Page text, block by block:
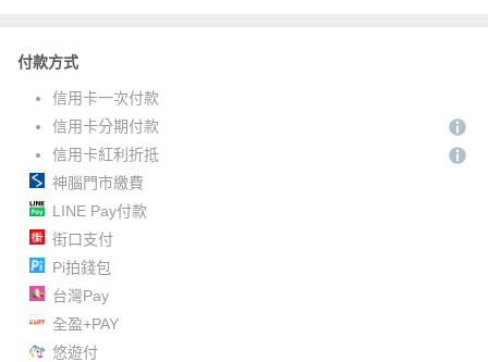
付款方式
信用卡一次付款
信用卡分期付款
信用卡紅利折抵
神腦門市繳費
LINE Pay付款
街口支付
Pi拍錢包
台灣Pay
全盈+PAY
悠遊付